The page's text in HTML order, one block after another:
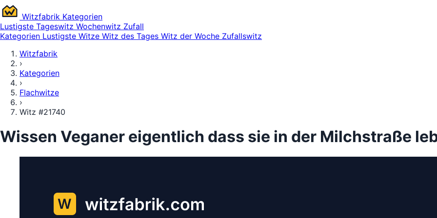
Witzfabrik Kategorien
Lustigste Tageswitz Wochenwitz Zufall
Kategorien Lustigste Witze Witz des Tages Witz der Woche Zufallswitz
Witzfabrik
›
Kategorien
›
Flachwitze
›
Witz #21740
Wissen Veganer eigentlich dass sie in der Milchstraße